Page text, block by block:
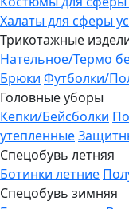
Халаты для сферы
Трикотажные
Нательное/Термо
Брюки Футболки/
Головные уборы
Кепки/Бейсболки
утепленные
Спецобувь летняя
Ботинки летние
Спецобувь зимняя